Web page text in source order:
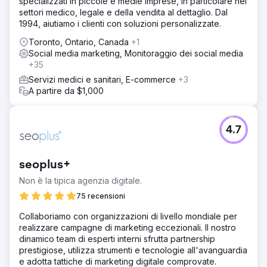
settori medico, legale e della vendita al dettaglio. Dal
1994, aiutiamo i clienti con soluzioni personalizzate.
Toronto, Ontario, Canada +1
Social media marketing, Monitoraggio dei social media
+35
Servizi medici e sanitari, E-commerce +3
A partire da $1,000
seoplus+
Non è la tipica agenzia digitale.
75 recensioni
4.7
Collaboriamo con organizzazioni di livello mondiale per
realizzare campagne di marketing eccezionali. Il nostro
dinamico team di esperti interni sfrutta partnership
prestigiose, utilizza strumenti e tecnologie all'avanguardia
e adotta tattiche di marketing digitale comprovate.